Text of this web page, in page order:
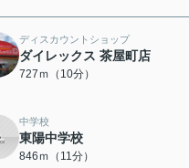
ディスカウントショップ
ダイレックス 茶屋町店
727ｍ（10分）
中学校
東陽中学校
846ｍ（11分）